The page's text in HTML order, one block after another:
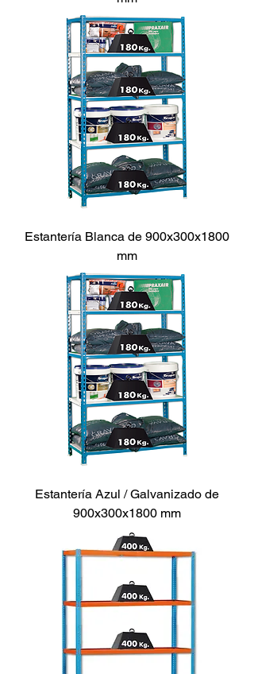
Estantería Blanca de 900x300x1800
mm
Estantería Azul / Galvanizado de
900x300x1800 mm